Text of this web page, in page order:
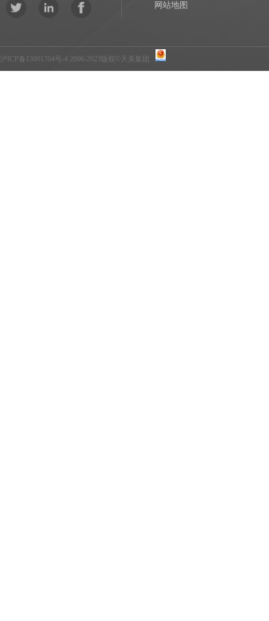
网站地图
沪ICP备13001704号-4 2006-2023版权©天美集团